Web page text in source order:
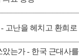
- 고난을 헤치고 환희로
았는가- 한국 근대사를